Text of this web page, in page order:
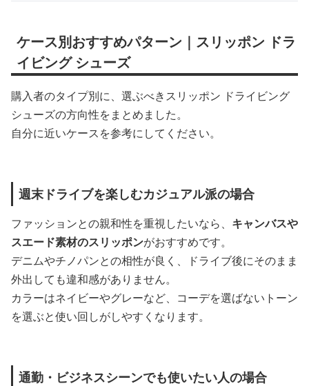
ケース別おすすめパターン｜スリッポン ドラ
イビング シューズ
購入者のタイプ別に、選ぶべきスリッポン ドライビング
シューズの方向性をまとめました。
自分に近いケースを参考にしてください。
週末ドライブを楽しむカジュアル派の場合
ファッションとの親和性を重視したいなら、 キャンバスや
スエード素材のスリッポンがおすすめです。
デニムやチノパンとの相性が良く、ドライブ後にそのまま
外出しても違和感がありません。
カラーはネイビーやグレーなど、コーデを選ばないトーン
を選ぶと使い回しがしやすくなります。
通勤・ビジネスシーンでも使いたい人の場合